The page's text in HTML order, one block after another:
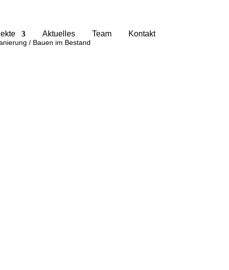
Aktuelles Team Kontakt
/ Bauen im Bestand